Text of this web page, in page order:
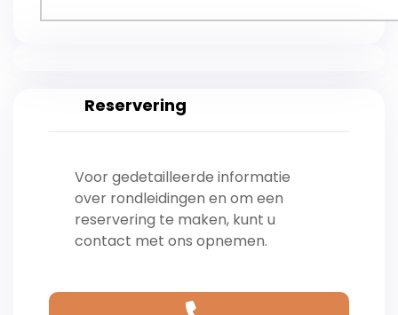
Reservering
Voor gedetailleerde informatie
over rondleidingen en om een ​​
reservering te maken, kunt u
contact met ons opnemen.